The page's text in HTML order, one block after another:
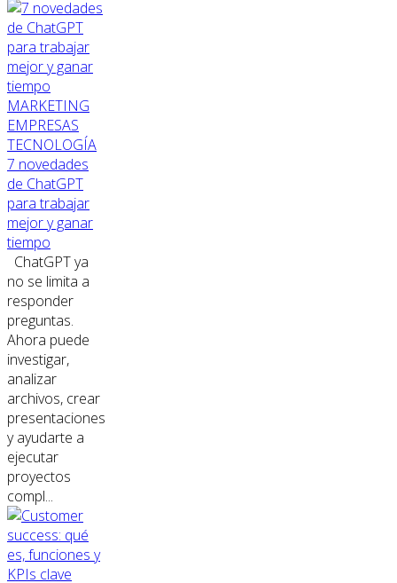
MARKETING
EMPRESAS
TECNOLOGÍA
7 novedades
de ChatGPT
para trabajar
mejor y ganar
tiempo
ChatGPT ya
no se limita a
responder
preguntas.
Ahora puede
investigar,
analizar
archivos, crear
presentaciones
y ayudarte a
ejecutar
proyectos
compl...